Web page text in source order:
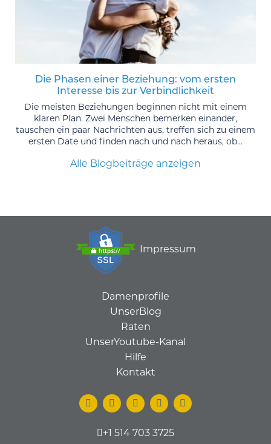
Die Phasen einer Beziehung: vom ersten
Interesse bis zur Verbindlichkeit
Die meisten Beziehungen beginnen nicht mit einem
klaren Plan. Zwei Menschen bemerken einander,
tauschen ein paar Nachrichten aus, treffen sich zu einem
ersten Date und finden nach und nach heraus, ob...
Alle Blogbeiträge anzeigen
Impressum
Damenprofile
UnserBlog
Raten
UnserYoutube-Kanal
Hilfe
Kontakt
+1 514 703 3725